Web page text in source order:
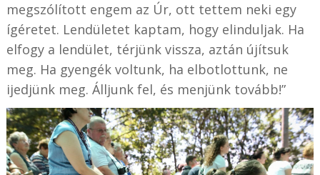
megszólított engem az Úr, ott tettem neki egy
ígéretet. Lendületet kaptam, hogy elinduljak. Ha
elfogy a lendület, térjünk vissza, aztán újítsuk
meg. Ha gyengék voltunk, ha elbotlottunk, ne
ijedjünk meg. Álljunk fel, és menjünk tovább!”